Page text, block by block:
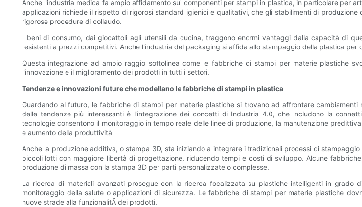
Anche l'industria medica fa ampio affidamento sui componenti per stampi in plastica, in particolare per
applicazioni richiede il rispetto di rigorosi standard igienici e qualitativi, che gli stabilimenti di
rigorose procedure di collaudo.
I beni di consumo, dai giocattoli agli utensili da cucina, traggono enormi vantaggi dalla capacità di
resistenti a prezzi competitivi. Anche l'industria del packaging si affida allo stampaggio della plastica
Questa integrazione ad ampio raggio sottolinea come le fabbriche di stampi per materie plastiche
l'innovazione e il miglioramento dei prodotti in tutti i settori.
Tendenze e innovazioni future che modellano le fabbriche di stampi in plastica
Guardando al futuro, le fabbriche di stampi per materie plastiche si trovano ad affrontare
delle tendenze più interessanti è l'integrazione dei concetti di Industria 4.0, che includono la
tecnologie consentono il monitoraggio in tempo reale delle linee di produzione, la manutenzione
e aumento della produttività.
Anche la produzione additiva, o stampa 3D, sta iniziando a integrare i tradizionali processi di
piccoli lotti con maggiore libertà di progettazione, riducendo tempi e costi di sviluppo. Alcune
produzione di massa con la stampa 3D per parti personalizzate o complesse.
La ricerca di materiali avanzati prosegue con la ricerca focalizzata su plastiche intelligenti in
monitoraggio della salute o applicazioni di sicurezza. Le fabbriche di stampi per materie plastiche
nuove strade alla funzionalitÃ dei prodotti.